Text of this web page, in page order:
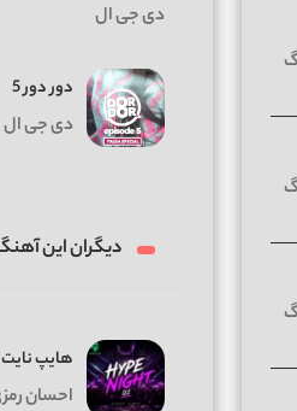
دی جی ال
دور دور 5
دی جی ال
دیگران این
هایپ نایت
احسان